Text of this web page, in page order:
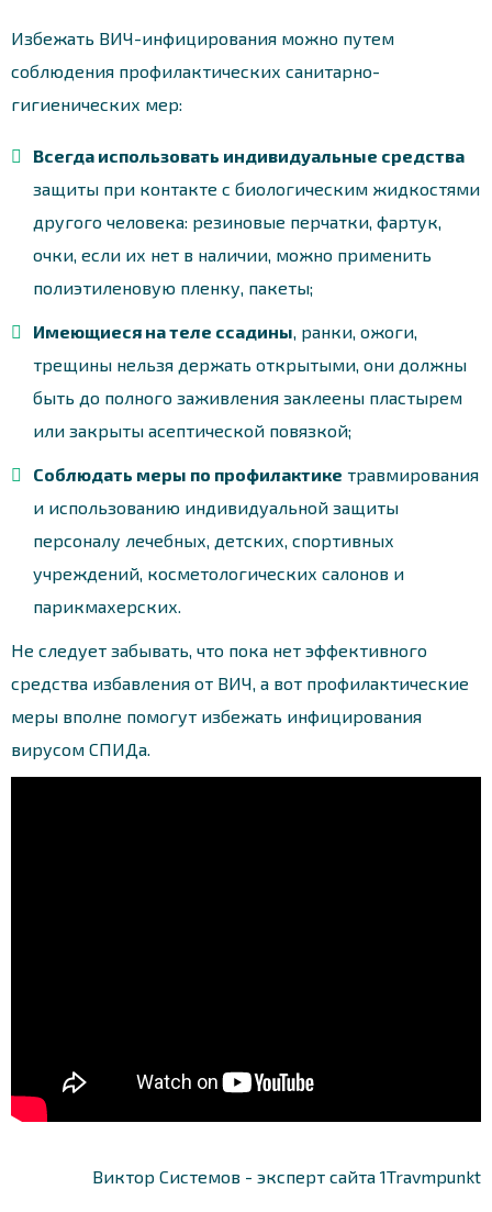
Избежать ВИЧ-инфицирования можно путем
соблюдения профилактических санитарно-
гигиенических мер:
Всегда использовать индивидуальные средства
защиты при контакте с биологическим жидкостями
другого человека: резиновые перчатки, фартук,
очки, если их нет в наличии, можно применить
полиэтиленовую пленку, пакеты;
Имеющиеся на теле ссадины , ранки, ожоги,
трещины нельзя держать открытыми, они должны
быть до полного заживления заклеены пластырем
или закрыты асептической повязкой;
Соблюдать меры по профилактике травмирования
и использованию индивидуальной защиты
персоналу лечебных, детских, спортивных
учреждений, косметологических салонов и
парикмахерских.
Не следует забывать, что пока нет эффективного
средства избавления от ВИЧ, а вот профилактические
меры вполне помогут избежать инфицирования
вирусом СПИДа.
Виктор Системов - эксперт сайта 1Travmpunkt